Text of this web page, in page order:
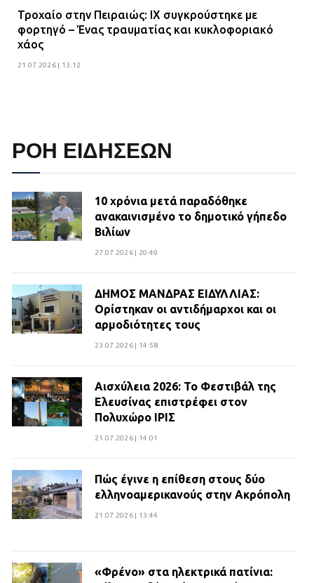
Τροχαίο στην Πειραιώς: ΙΧ συγκρούστηκε με
φορτηγό – Ένας τραυματίας και κυκλοφοριακό
χάος
21.07.2026 | 13:12
ΡΟΗ ΕΙΔΗΣΕΩΝ
10 χρόνια μετά παραδόθηκε
ανακαινισμένο το δημοτικό γήπεδο
Βιλίων
27.07.2026 | 20:49
ΔΗΜΟΣ ΜΑΝΔΡΑΣ ΕΙΔΥΛΛΙΑΣ:
Ορίστηκαν οι αντιδήμαρχοι και οι
αρμοδιότητες τους
23.07.2026 | 14:58
Αισχύλεια 2026: Το Φεστιβάλ της
Ελευσίνας επιστρέφει στον
Πολυχώρο ΙΡΙΣ
21.07.2026 | 14:01
Πώς έγινε η επίθεση στους δύο
ελληνοαμερικανούς στην Ακρόπολη
21.07.2026 | 13:44
«Φρένο» στα ηλεκτρικά πατίνια: